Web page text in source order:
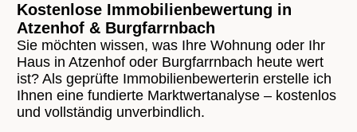
Kostenlose Immobilienbewertung in
Atzenhof & Burgfarrnbach
Sie möchten wissen, was Ihre Wohnung oder Ihr
Haus in Atzenhof oder Burgfarrnbach heute wert
ist? Als geprüfte Immobilienbewerterin erstelle ich
Ihnen eine fundierte Marktwertanalyse – kostenlos
und vollständig unverbindlich.